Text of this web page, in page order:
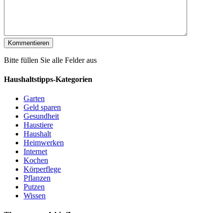
Bitte füllen Sie alle Felder aus
Haushaltstipps-Kategorien
Garten
Geld sparen
Gesundheit
Haustiere
Haushalt
Heimwerken
Internet
Kochen
Körperflege
Pflanzen
Putzen
Wissen